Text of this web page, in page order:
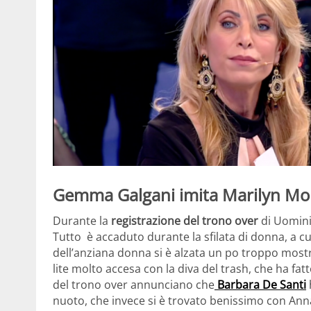
Gemma Galgani imita Marilyn
Durante la registrazione del trono over di
Tutto è accaduto durante la sfilata di donna, a
dell’anziana donna si è alzata un po troppo
lite molto accesa con la diva del trash, che ha
del trono over annunciano che Barbara De Santi
nuoto, che invece si è trovato benissimo con